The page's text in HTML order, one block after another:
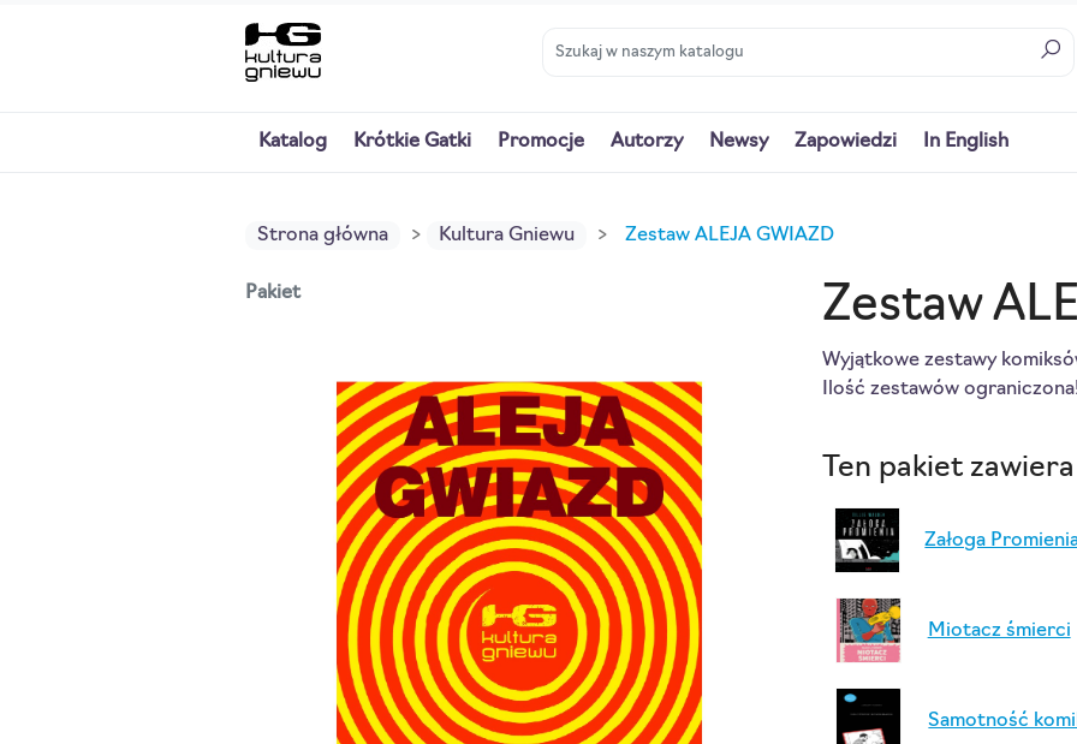
Katalog Krótkie Gatki Promocje Autorzy Newsy Zapowiedzi In English
Strona główna Kultura Gniewu Zestaw ALEJA GWIAZD
Pakiet Zestaw
Wyjątkowe zestawy
Ilość zestawów
Ten pakiet zawiera
Załoga
Miotacz śmierci
Samotność